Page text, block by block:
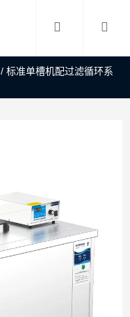
/标准单槽机配过滤循环系